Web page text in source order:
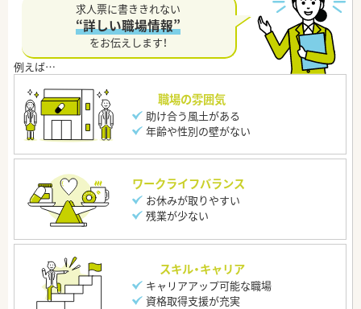
求人票に書ききれない
“詳しい職場情報”
をお伝えします！
職場の雰囲気
助け合う風土がある
年齢や性別の壁がない
ワークライフバランス
お休みが取りやすい
残業が少ない
スキル・キャリア
キャリアアップ可能な職場
資格取得支援が充実